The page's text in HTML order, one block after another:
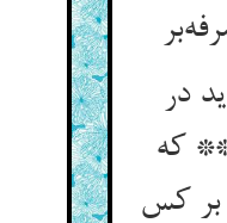
در
که
بر کس